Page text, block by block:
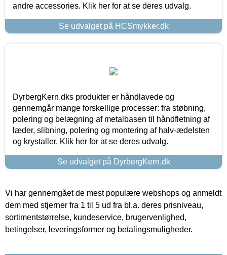
andre accessories. Klik her for at se deres udvalg.
Se udvalget på HCSmykker.dk
DyrbergKern.dks produkter er håndlavede og
gennemgår mange forskellige processer: fra støbning,
polering og belægning af metalbasen til håndfletning af
læder, slibning, polering og montering af halv-ædelsten
og krystaller. Klik her for at se deres udvalg.
Se udvalget på DyrbergKern.dk
Vi har gennemgået de mest populære webshops og anmeldt
dem med stjerner fra 1 til 5 ud fra bl.a. deres prisniveau,
sortimentstørrelse, kundeservice, brugervenlighed,
betingelser, leveringsformer og betalingsmuligheder.